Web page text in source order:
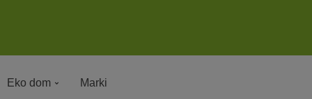
Eko dom Marki